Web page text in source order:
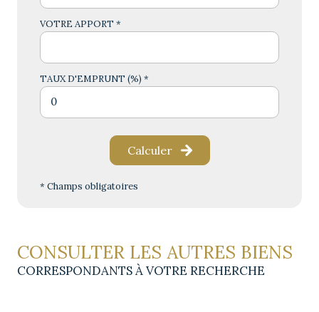
VOTRE APPORT *
TAUX D'EMPRUNT (%) *
Calculer
* Champs obligatoires
CONSULTER LES AUTRES BIENS
CORRESPONDANTS À VOTRE RECHERCHE